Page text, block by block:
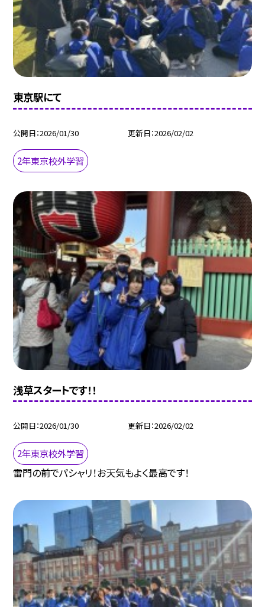
東京駅にて
公開日 2026/01/30 更新日 2026/02/02
2年東京校外学習
浅草スタートです！！
公開日 2026/01/30 更新日 2026/02/02
2年東京校外学習
雷門の前でパシャリ！お天気もよく最高です！